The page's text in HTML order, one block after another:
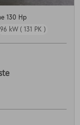
130 Hp
96 kW ( 131 PK )